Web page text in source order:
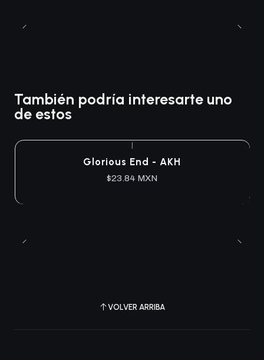
También podría interesarte uno
de estos
Glorious End - AKH
$23.84 MXN
VOLVER ARRIBA